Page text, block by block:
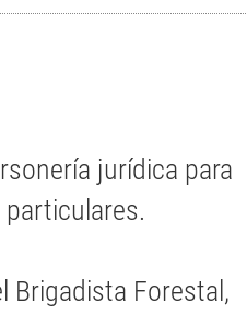
jurídica para
Brigadista Forestal,